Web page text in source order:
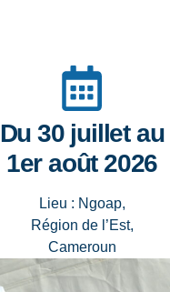
Du 30 juillet au
1er août 2026
Lieu : Ngoap,
Région de l’Est,
Cameroun